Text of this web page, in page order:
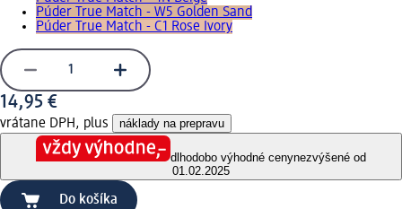
Púder True Match - W5 Golden Sand
Púder True Match - C1 Rose Ivory
14,95 €
vrátane DPH, plus náklady na prepravu
dlhodobo výhodné cenynezvýšené od
01.02.2025
Do košíka